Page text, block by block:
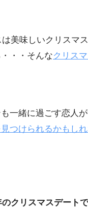
美味しいクリスマ
・・そんなクリス
も一緒に過ごす恋人
つけられるかもし
のクリスマスデート